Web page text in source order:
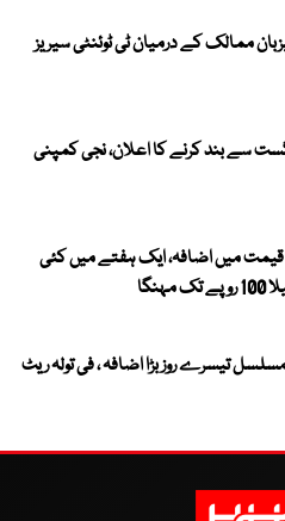
کے میزبان ممالک کے درمیان ٹی ٹوئنٹی سیریز
بس سروس 11 اگست سے بند کرنے کا اعلان، نجی کمپنی
میں اضافہ، ایک ہفتے میں کئی
تیسرے روز بڑا اضافہ ، فی تولہ ریٹ